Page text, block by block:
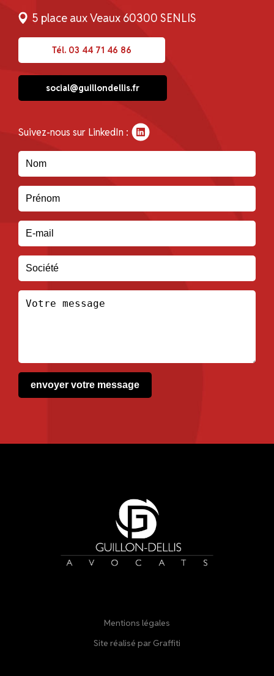
5 place aux Veaux 60300 SENLIS
Tél. 03 44 71 46 86
social@guillondellis.fr
Suivez-nous sur LinkedIn :
envoyer votre message
Mentions légales
Site réalisé par Graffiti